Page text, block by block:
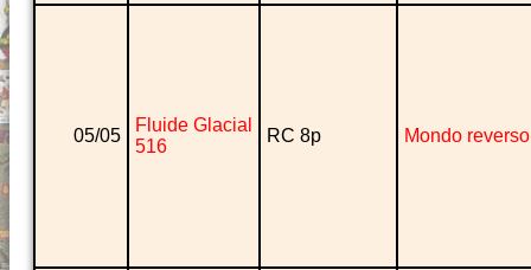
05/05
Fluide Glacial
516
RC 8p Mondo reverso